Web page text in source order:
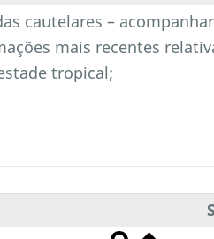
cautelares –
mais recentes
tropical;